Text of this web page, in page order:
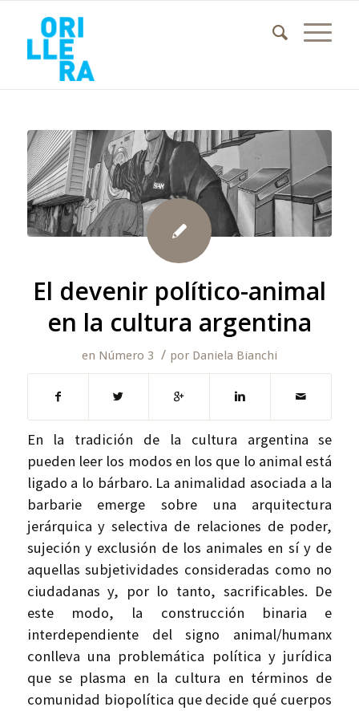
El devenir político-animal
en la cultura argentina
en Número 3 / por Daniela Bianchi
En la tradición de la cultura argentina se
pueden leer los modos en los que lo animal está
ligado a lo bárbaro. La animalidad asociada a la
barbarie emerge sobre una arquitectura
jerárquica y selectiva de relaciones de poder,
sujeción y exclusión de los animales en sí y de
aquellas subjetividades consideradas como no
ciudadanas y, por lo tanto, sacrificables. De
este modo, la construcción binaria e
interdependiente del signo animal/humanx
conlleva una problemática política y jurídica
que se plasma en la cultura en términos de
comunidad biopolítica que decide qué cuerpos